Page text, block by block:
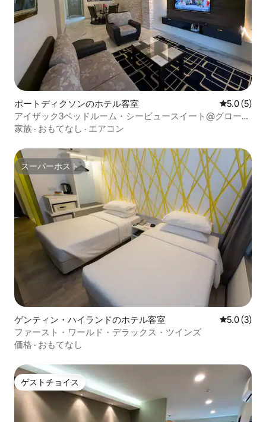
ポートディクソンのホテル客室 レビュー5
5.0 (5)
アイザック3ベッドルーム・シービュースイート@グローリ
ービーチリゾート
家族 · おもてなし · エアコン
スーパーホスト
スーパーホスト
ゲンティン・ハイランドのホテル客室 レビュー3
5.0 (3)
ファースト・ワールド・デラックス・ツインズ
価格 · おもてなし
ゲストチョイス
ゲストチョイス